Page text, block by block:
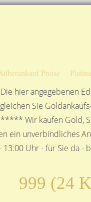
Silberankauf Preise
hier angegebenen
Sie
Wir kaufen Gold,
ein unverbindliches
13:00 Uhr - für Sie
999 (24